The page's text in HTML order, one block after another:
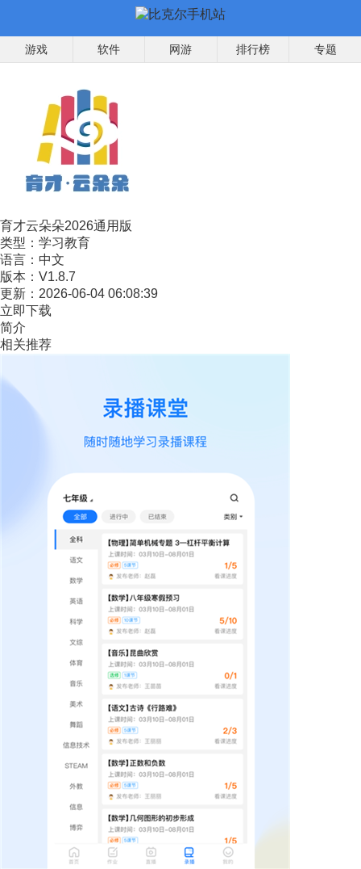
游戏 软件 网游 排行榜 专题
育才云朵朵2026通用版
类型： 学习教育
语言： 中文
版本： V1.8.7
更新： 2026-06-04 06:08:39
立即下载
简介
相关推荐